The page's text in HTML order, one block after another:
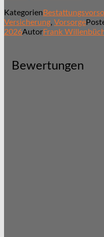
Kategorien
Versicherung, Vorsorge
2026AutorFrank
Bewertungen